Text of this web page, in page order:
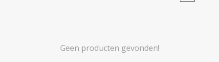
Geen producten gevonden!